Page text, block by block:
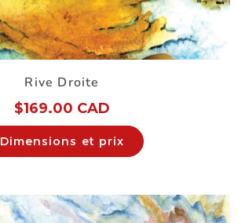
Rive Droite
$169.00 CAD
Dimensions et prix